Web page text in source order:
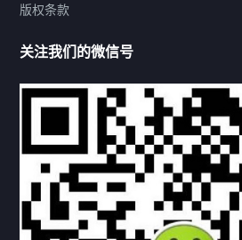
热门标签
机构链接
联系方式 关于我们
下载与支持
资料下载 视频中心
常见问题
购买流程 版权条款
版权条款
关注我们的微信号